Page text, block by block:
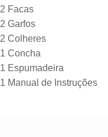
2 Facas
2 Garfos
2 Colheres
1 Concha
1 Espumadeira
1 Manual de Instruções